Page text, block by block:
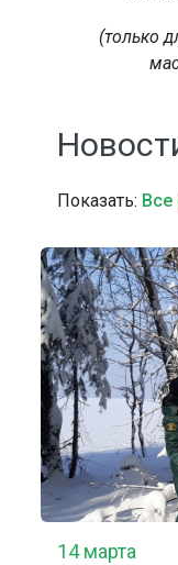
(только
Показать:
14 марта